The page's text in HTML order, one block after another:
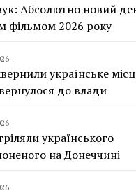
Абсолютно новий
фільмом 2026 року
українське
до влади
українського
на Донеччині